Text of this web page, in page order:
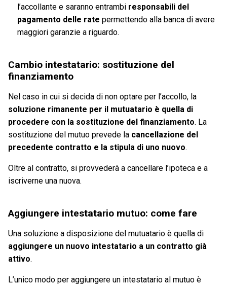
l’accollante e saranno entrambi responsabili del
pagamento delle rate permettendo alla banca di avere
maggiori garanzie a riguardo.
Cambio intestatario: sostituzione del
finanziamento
Nel caso in cui si decida di non optare per l’accollo, la
soluzione rimanente per il mutuatario è quella di
procedere con la sostituzione del finanziamento. La
sostituzione del mutuo prevede la cancellazione del
precedente contratto e la stipula di uno nuovo.
Oltre al contratto, si provvederà a cancellare l’ipoteca e a
iscriverne una nuova.
Aggiungere intestatario mutuo: come fare
Una soluzione a disposizione del mutuatario è quella di
aggiungere un nuovo intestatario a un contratto già
attivo.
L’unico modo per aggiungere un intestatario al mutuo è